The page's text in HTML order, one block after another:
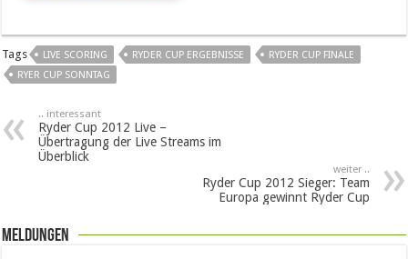
Tags LIVE SCORING RYDER CUP ERGEBNISSE
RYDER CUP FINALE
RYER CUP SONNTAG
.. interessant
Ryder Cup 2012 Live –
Übertragung der Live Streams im
Überblick
weiter ..
Ryder Cup 2012 Sieger: Team
Europa gewinnt Ryder Cup
Meldungen